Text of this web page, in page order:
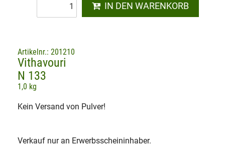
IN DEN WARENKORB
Artikelnr.: 201210
Vithavouri
N 133
1,0 kg
Kein Versand von Pulver!
Verkauf nur an Erwerbsscheininhaber.